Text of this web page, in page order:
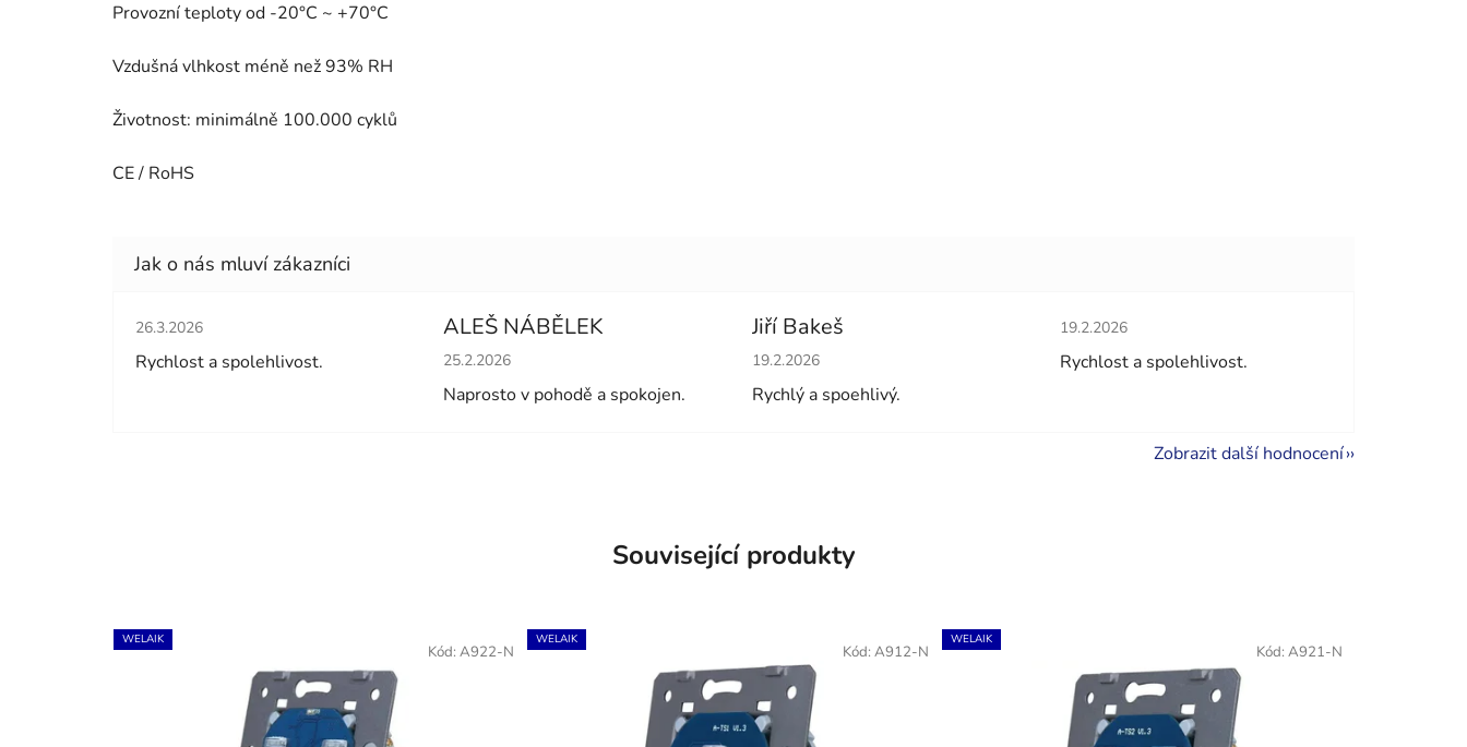
Provozní teploty od -20°C ~ +70°C
Vzdušná vlhkost méně než 93% RH
Životnost: minimálně 100.000 cyklů
CE / RoHS
Hodnocení obchodu je 5 z 5 hvězdiček.
26.3.2026
Rychlost a spolehlivost.
ALEŠ NÁBĚLEK
Hodnocení obchodu je 5 z 5 hvězdiček.
25.2.2026
Naprosto v pohodě a spokojen.
Jiří Bakeš
Hodnocení obchodu je 5 z 5 hvězdiček.
19.2.2026
Rychlý a spoehlivý.
Hodnocení obchodu je 5 z 5 hvězdiček.
19.2.2026
Rychlost a spolehlivost.
Zobrazit další hodnocení
Související produkty
WELAIK
Kód:A922-N
WELAIK
Kód: A912-N
WELAIK
Kód: A921-N